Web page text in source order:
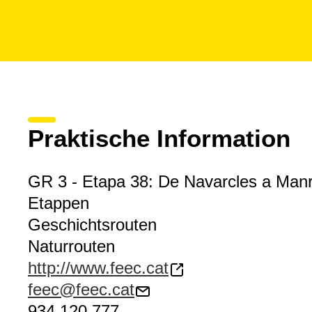
Praktische Information
GR 3 - Etapa 38: De Navarcles a
Etappen
Geschichtsrouten
Naturrouten
http://www.feec.cat
feec@feec.cat